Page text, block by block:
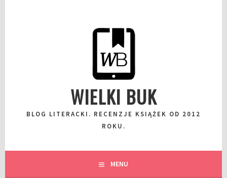
WIELKI BUK
BLOG LITERACKI. RECENZJE KSIĄŻEK OD 2012
ROKU.
MENU